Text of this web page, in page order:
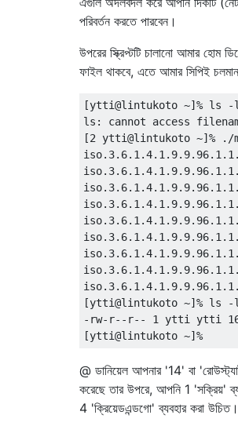
পরিবর্তন করতে পারবেন।
উপরের স্ক্রিপ্টটি চালানো আমার হোম
ফাইল থাকবে, এতে আমার সিপিই
[ytti@lintukoto ~]% ls -
ls: cannot access
[2 ytti@lintukoto
[ytti@lintukoto ~]% ls -
-rw-r--r-- 1 ytti ytti
@ ডানিয়েল আপনার '14' বা
করেছে তার উপরে, আপনি 1 'সক্রিয়'
4 'ক্রিয়েডএন্ডগো' ব্যবহার করা উচিত।